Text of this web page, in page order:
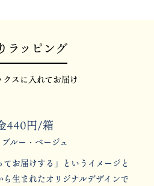
ラッピング
クスに入れてお届け
440円/箱
ルー・ベージュ
てお届けする」というイメージと
生まれたオリジナルデザインで